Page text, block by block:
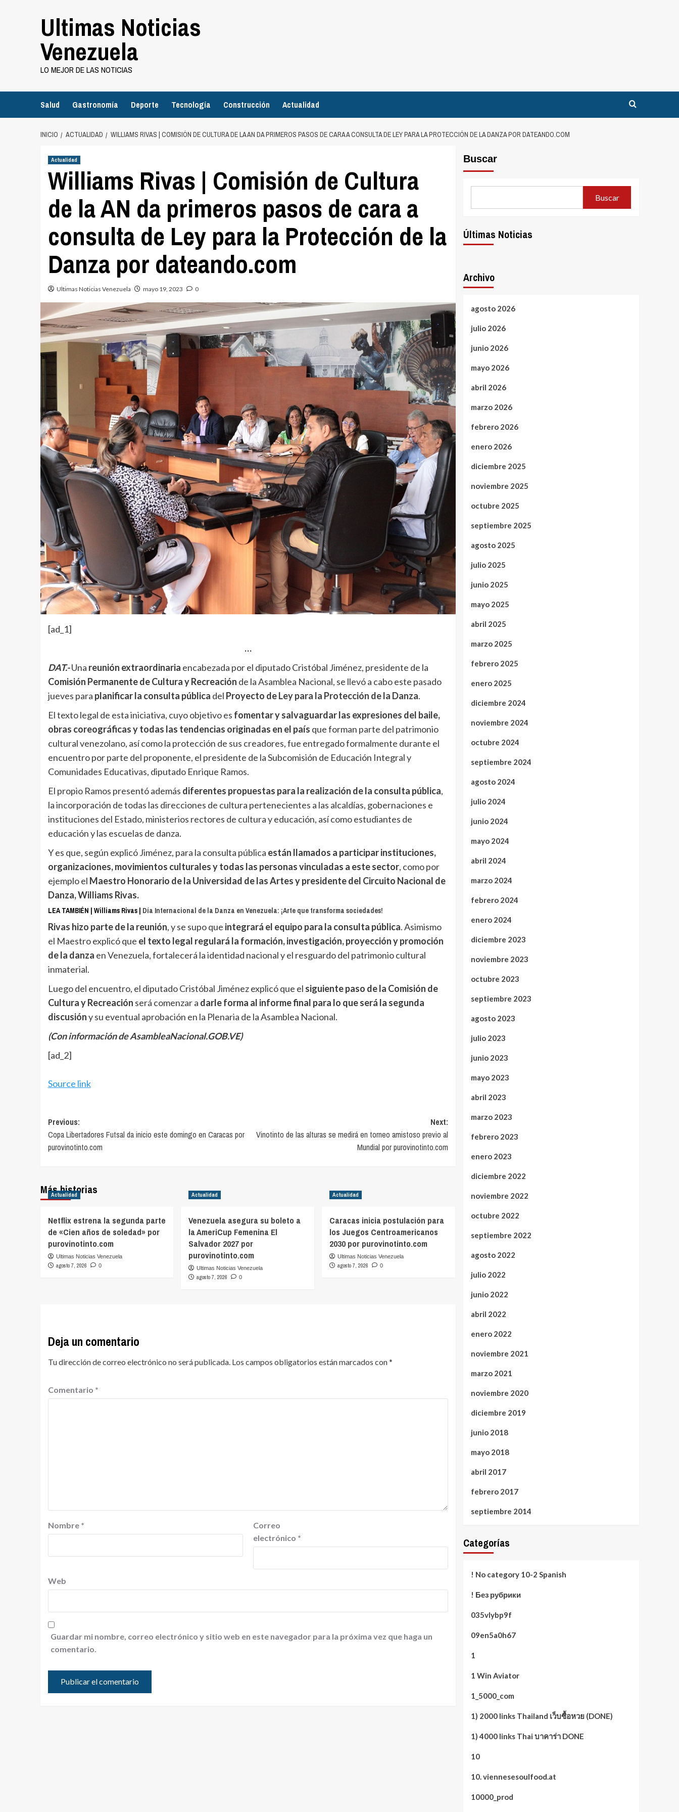
Ultimas Noticias
Venezuela
LO MEJOR DE LAS NOTICIAS
Salud Gastronomía Deporte Tecnología Construcción Actualidad
INICIO ACTUALIDAD WILLIAMS RIVAS | COMISIÓN DE CULTURA DE LA AN DA PRIMEROS PASOS DE CARA A CONSULTA DE LEY PARA LA PROTECCIÓN DE LA DANZA POR DATEANDO.COM
Actualidad
Williams Rivas | Comisión de Cultura
de la AN da primeros pasos de cara a
consulta de Ley para la Protección de la
Danza por dateando.com
Ultimas Noticias Venezuela mayo 19, 2023 0
[ad_1]
…
DAT.-Una reunión extraordinaria encabezada por el diputado Cristóbal Jiménez, presidente de la
Comisión Permanente de Cultura y Recreación de la Asamblea Nacional, se llevó a cabo este pasado
jueves para planificar la consulta pública del Proyecto deLey para la Protección de la Danza.
El texto legal de esta iniciativa, cuyo objetivo es fomentar y salvaguardar las expresiones del baile,
obras coreográficas y todas las tendencias originadas en el país que forman parte del patrimonio
cultural venezolano, así como la protección de sus creadores, fue entregado formalmente durante el
encuentro por parte del proponente, el presidente de la Subcomisión de Educación Integral y
Comunidades Educativas, diputado Enrique Ramos.
El propio Ramos presentó además diferentes propuestas para la realización de la consulta pública,
la incorporación de todas las direcciones de cultura pertenecientes a las alcaldías, gobernaciones e
instituciones del Estado, ministerios rectores de cultura y educación, así como estudiantes de
educación y las escuelas de danza.
Y es que, según explicó Jiménez, para la consulta pública están llamados a participar instituciones,
organizaciones, movimientos culturales y todas las personas vinculadas a este sector, como por
ejemplo el Maestro Honorario de la Universidad de las Artes y presidente del Circuito Nacional de
Danza, Williams Rivas.
LEA TAMBIÉN | Williams Rivas | Día Internacional de la Danza en Venezuela: ¡Arte que transforma sociedades!
Rivas hizo parte de la reunión, y se supo que integrará el equipo para la consulta pública. Asimismo
el Maestro explicó que el texto legal regulará la formación, investigación, proyección y promoción
de la danza en Venezuela, fortalecerá la identidad nacional y el resguardo del patrimonio cultural
inmaterial.
Luego del encuentro, el diputado Cristóbal Jiménez explicó que el siguiente paso de la Comisión de
Cultura y Recreación será comenzar a darle forma al informe final para lo que será la segunda
discusióny su eventual aprobación en la Plenaria de la Asamblea Nacional.
(Con información de AsambleaNacional.GOB.VE)
[ad_2]
Source link
Post
navigation
Previous:
Copa Libertadores Futsal da inicio este domingo en Caracas por
purovinotinto.com
Next:
Vinotinto de las alturas se medirá en torneo amistoso previo al
Mundial por purovinotinto.com
Más historias
Actualidad
Netflix estrena la segunda parte
de «Cien años de soledad» por
purovinotinto.com
Ultimas Noticias Venezuela
agosto 7, 2026 0
Actualidad
Venezuela asegura su boleto a
la AmeriCup Femenina El
Salvador 2027 por
purovinotinto.com
Ultimas Noticias Venezuela
agosto 7, 2026 0
Actualidad
Caracas inicia postulación para
los Juegos Centroamericanos
2030 por purovinotinto.com
Ultimas Noticias Venezuela
agosto 7, 2026 0
Deja un comentario
Tu dirección de correo electrónico no será publicada. Los campos obligatorios están marcados con*
Comentario *
Nombre *
Correo
electrónico *
Web
Guardar mi nombre, correo electrónico y sitio web en este navegador para la próxima vez que haga un
comentario.
Buscar
Buscar
Últimas Noticias
Archivo
agosto 2026
julio 2026
junio 2026
mayo 2026
abril 2026
marzo 2026
febrero 2026
enero 2026
diciembre 2025
noviembre 2025
octubre 2025
septiembre 2025
agosto 2025
julio 2025
junio 2025
mayo 2025
abril 2025
marzo 2025
febrero 2025
enero 2025
diciembre 2024
noviembre 2024
octubre 2024
septiembre 2024
agosto 2024
julio 2024
junio 2024
mayo 2024
abril 2024
marzo 2024
febrero 2024
enero 2024
diciembre 2023
noviembre 2023
octubre 2023
septiembre 2023
agosto 2023
julio 2023
junio 2023
mayo 2023
abril 2023
marzo 2023
febrero 2023
enero 2023
diciembre 2022
noviembre 2022
octubre 2022
septiembre 2022
agosto 2022
julio 2022
junio 2022
abril 2022
enero 2022
noviembre 2021
marzo 2021
noviembre 2020
diciembre 2019
junio 2018
mayo 2018
abril 2017
febrero 2017
septiembre 2014
Categorías
! No category 10-2 Spanish
! Без рубрики
035vlybp9f
09en5a0h67
1
1 Win Aviator
1_5000_com
1) 2000 links Thailand เว็บซื้อหวย (DONE)
1) 4000 links Thai บาคาร่า DONE
10
10. viennesesoulfood.at
10000_prod